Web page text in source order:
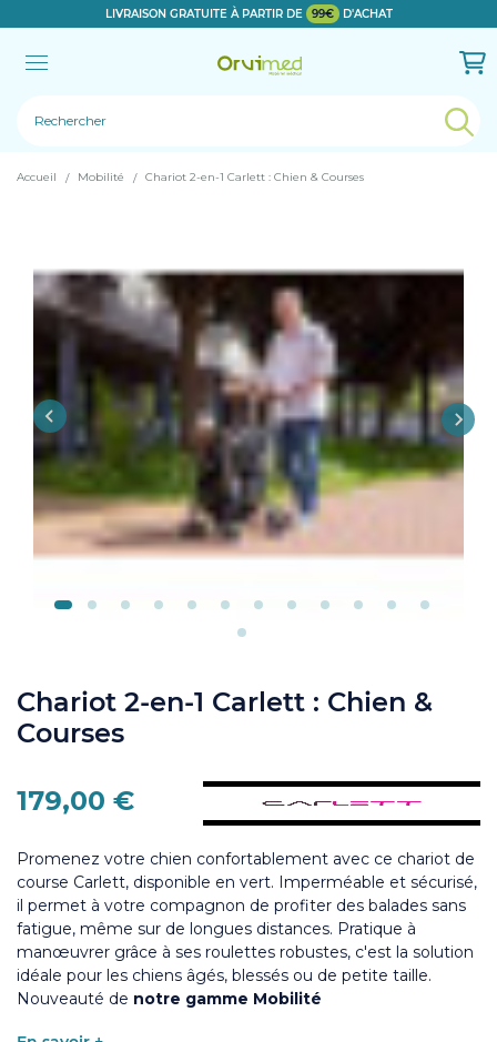
LIVRAISON GRATUITE À PARTIR DE 99€ D'ACHAT
Le produit a bien été ajouté!
Accueil Mobilité Chariot 2-en-1 Carlett : Chien & Courses
Chariot 2-en-1 Carlett : Chien &
Courses
179,00 €
Promenez votre chien confortablement avec ce chariot de
course Carlett, disponible en vert. Imperméable et sécurisé,
il permet à votre compagnon de profiter des balades sans
fatigue, même sur de longues distances. Pratique à
manœuvrer grâce à ses roulettes robustes, c'est la solution
idéale pour les chiens âgés, blessés ou de petite taille.
Nouveauté de notre gamme Mobilité